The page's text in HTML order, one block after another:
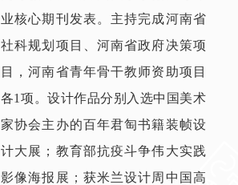
业核心期刊发表。主持完成河南省
社科规划项目、河南省政府决策项
目，河南省青年骨干教师资助项目
各1项。设计作品分别入选中国美术
家协会主办的百年君匋书籍装帧设
计大展；教育部抗疫斗争伟大实践
影像海报展；获米兰设计周中国高